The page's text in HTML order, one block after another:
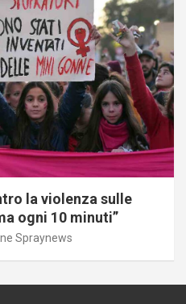
la violenza sulle
ogni 10 minuti”
Spraynews